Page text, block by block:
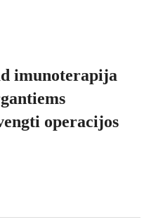
imunoterapija
operacijos